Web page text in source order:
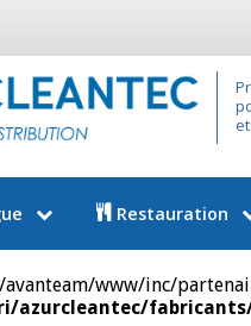
Restauration
www/inc/
azurcleantec/